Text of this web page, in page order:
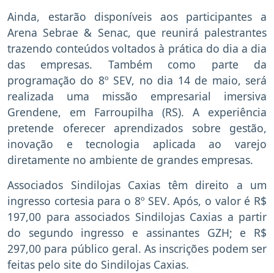
Ainda, estarão disponíveis aos participantes a
Arena Sebrae & Senac, que reunirá palestrantes
trazendo conteúdos voltados à prática do dia a dia
das empresas. Também como parte da
programação do 8º SEV, no dia 14 de maio, será
realizada uma missão empresarial imersiva
Grendene, em Farroupilha (RS). A experiência
pretende oferecer aprendizados sobre gestão,
inovação e tecnologia aplicada ao varejo
diretamente no ambiente de grandes empresas.
Associados Sindilojas Caxias têm direito a um
ingresso cortesia para o 8º SEV. Após, o valor é R$
197,00 para associados Sindilojas Caxias a partir
do segundo ingresso e assinantes GZH; e R$
297,00 para público geral. As inscrições podem ser
feitas pelo site do Sindilojas Caxias.